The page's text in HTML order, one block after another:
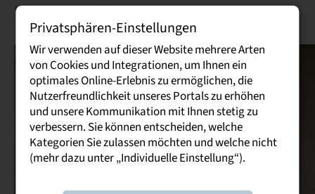
Ihre Ansprechpartnerin
Privatsphären-Einstellungen
Wir verwenden auf dieser Website mehrere Arten
von Cookies und Integrationen, um Ihnen ein
optimales Online-Erlebnis zu ermöglichen, die
Nutzerfreundlichkeit unseres Portals zu erhöhen
und unsere Kommunikation mit Ihnen stetig zu
verbessern. Sie können entscheiden, welche
Kategorien Sie zulassen möchten und welche nicht
(mehr dazu unter „Individuelle Einstellung“).